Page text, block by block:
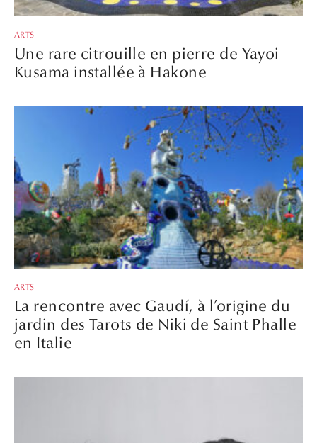
ARTS
Une rare citrouille en pierre de Yayoi
Kusama installée à Hakone
ARTS
La rencontre avec Gaudí, à l’origine du
jardin des Tarots de Niki de Saint Phalle
en Italie